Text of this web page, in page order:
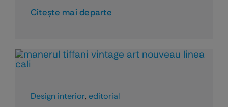
Citeşte mai departe
Design interior, editorial